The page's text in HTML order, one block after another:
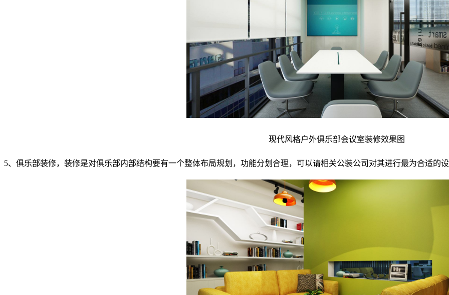
现代风格户外俱乐部会议室装修效果图
5、俱乐部装修，装修是对俱乐部内部结构要有一个整体布局规划，功能分划合理，可以请相关公装公司对其进行最为合适的